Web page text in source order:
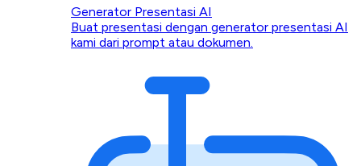
Generator Presentasi AI
Buat presentasi dengan generator presentasi AI
kami dari prompt atau dokumen.